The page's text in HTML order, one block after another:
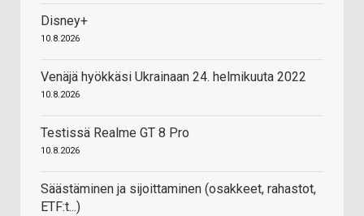
Disney+
10.8.2026
Venäjä hyökkäsi Ukrainaan 24. helmikuuta 2022
10.8.2026
Testissä Realme GT 8 Pro
10.8.2026
Säästäminen ja sijoittaminen (osakkeet, rahastot,
ETF:t...)